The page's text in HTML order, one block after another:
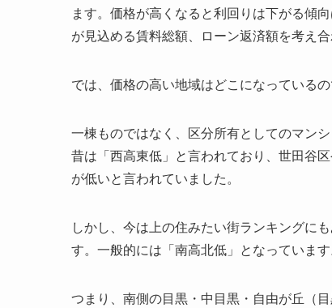
ます。価格が高くなると利回りは下がる傾
が見込める賃料総額、ローン返済額を考え
では、価格の高い地域はどこになっているの
一棟ものではなく、区分所有としてのマン
昔は「西高東低」と言われており、世田谷
が低いと言われていました。
しかし、今は上の住みたい街ランキングに
す。一般的には「南高北低」となっています
つまり、南側の目黒・中目黒・自由が丘（